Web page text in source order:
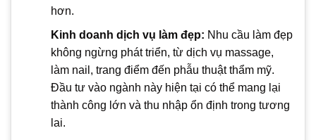
hơn.
Kinh doanh dịch vụ làm đẹp: Nhu cầu làm đẹp
không ngừng phát triển, từ dịch vụ massage,
làm nail, trang điểm đến phẫu thuật thẩm mỹ.
Đầu tư vào ngành này hiện tại có thể mang lại
thành công lớn và thu nhập ổn định trong tương
lai.